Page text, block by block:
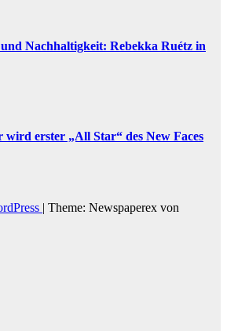
Nachhaltigkeit: Rebekka Ruétz in
erster „All Star“ des New Faces
| Theme: Newspaperex von